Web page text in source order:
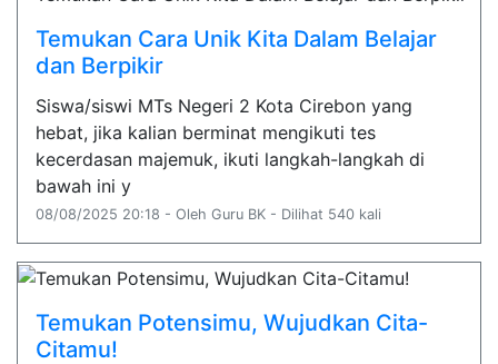
Temukan Cara Unik Kita Dalam Belajar
dan Berpikir
Siswa/siswi MTs Negeri 2 Kota Cirebon yang
hebat, jika kalian berminat mengikuti tes
kecerdasan majemuk, ikuti langkah-langkah di
bawah ini y
08/08/2025 20:18 - Oleh Guru BK - Dilihat 540 kali
Temukan Potensimu, Wujudkan Cita-
Citamu!